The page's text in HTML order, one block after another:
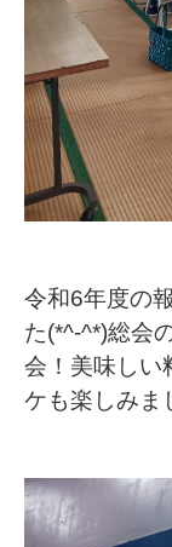
令和6年度の
た(*^-^*)総会
会！美味しい
ケも楽しみま